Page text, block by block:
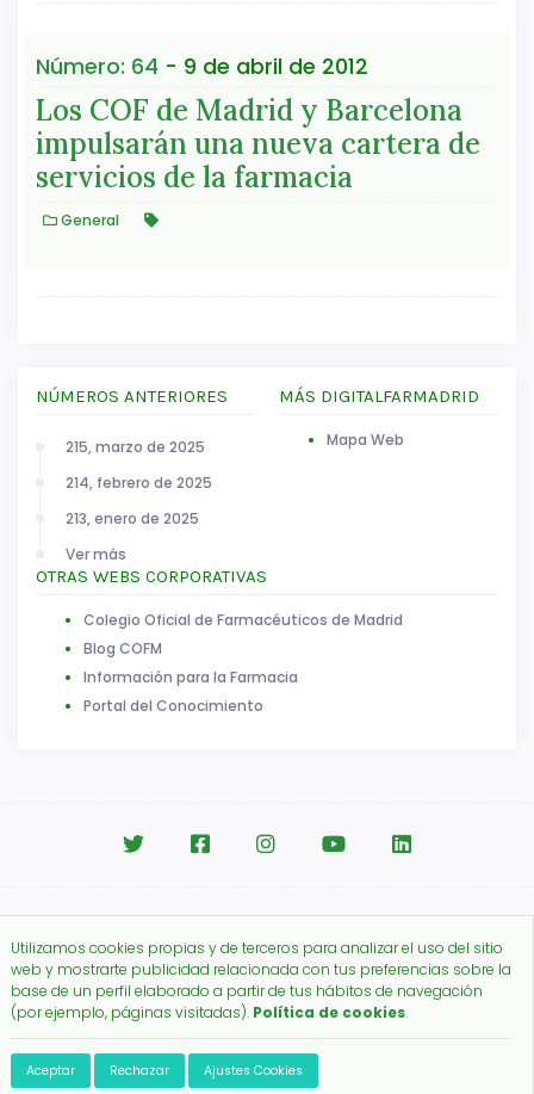
Número: 64 - 9 de abril de 2012
Los COF de Madrid y Barcelona
impulsarán una nueva cartera de
servicios de la farmacia
General
NÚMEROS ANTERIORES
215, marzo de 2025
214, febrero de 2025
213, enero de 2025
Ver más
MÁS DIGITALFARMADRID
Mapa Web
OTRAS WEBS CORPORATIVAS
Colegio Oficial de Farmacéuticos de Madrid
Blog COFM
Información para la Farmacia
Portal del Conocimiento
Copyright © 2026.
Colegio Oficial de Farmacéuticos de Madrid.
Utilizamos cookies propias y de terceros para analizar el uso del sitio
web y mostrarte publicidad relacionada con tus preferencias sobre la
base de un perfil elaborado a partir de tus hábitos de navegación
(por ejemplo, páginas visitadas). Política de cookies.
Aceptar Rechazar Ajustes Cookies